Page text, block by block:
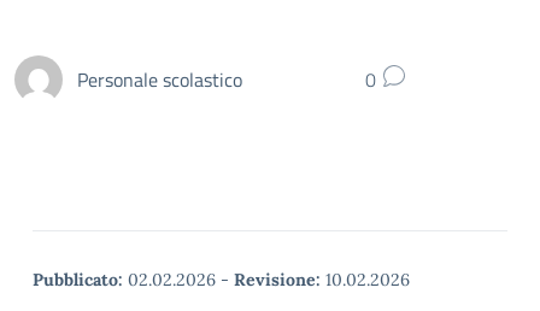
Personale scolastico 0
Pubblicato: 02.02.2026 - Revisione: 10.02.2026